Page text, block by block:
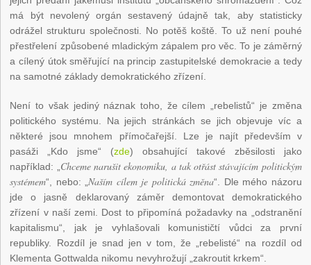
má být nevolený orgán sestavený údajně tak, aby statisticky
odrážel strukturu společnosti. No potěš koště. To už není pouhé
přestřelení způsobené mladickým zápalem pro věc. To je záměrný
a cílený útok směřující na princip zastupitelské demokracie a tedy
na samotné základy demokratického zřízení.
Není to však jediný náznak toho, že cílem „rebelistů“ je změna
politického systému. Na jejich stránkách se jich objevuje víc a
některé jsou mnohem přímočařejší. Lze je najít především v
pasáži „Kdo jsme“ (zde) obsahující takové zběsilosti jako
například: „Chceme narušit ekonomiku, a tak otřást stávajícím politickým
systémem“, nebo: „Naším cílem je politická změna“. Dle mého názoru
jde o jasně deklarovaný záměr demontovat demokratického
zřízení v naší zemi. Dost to připomíná požadavky na „odstranění
kapitalismu“, jak je vyhlašovali komunističtí vůdci za první
republiky. Rozdíl je snad jen v tom, že „rebelisté“ na rozdíl od
Klementa Gottwalda nikomu nevyhrožují „zakroutit krkem“.